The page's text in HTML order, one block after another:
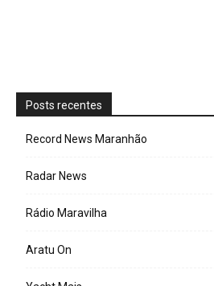
Posts recentes
Record News Maranhão
Radar News
Rádio Maravilha
Aratu On